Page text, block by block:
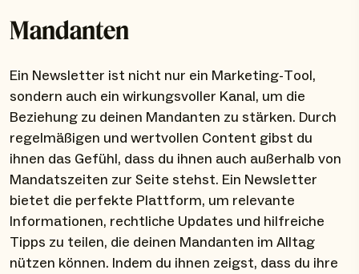
Mandanten
Ein Newsletter ist nicht nur ein Marketing-Tool,
sondern auch ein wirkungsvoller Kanal, um die
Beziehung zu deinen Mandanten zu stärken. Durch
regelmäßigen und wertvollen Content gibst du
ihnen das Gefühl, dass du ihnen auch außerhalb von
Mandatszeiten zur Seite stehst. Ein Newsletter
bietet die perfekte Plattform, um relevante
Informationen, rechtliche Updates und hilfreiche
Tipps zu teilen, die deinen Mandanten im Alltag
nützen können. Indem du ihnen zeigst, dass du ihre